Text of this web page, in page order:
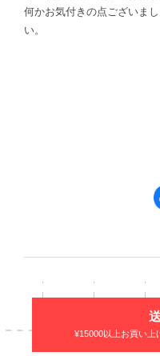
何かお気付きの点ございま
い。
¥15000以上お買い上